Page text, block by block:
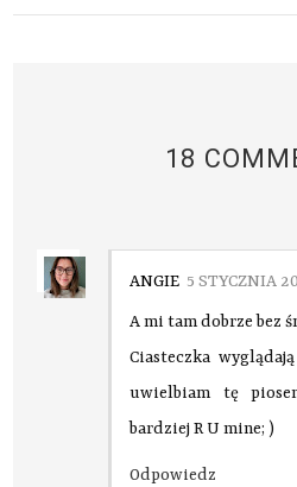
18
ANGIE 5 STYCZNIA
A mi tam dobrze bez
Ciasteczka
uwielbiam tę
bardziej R U mine; )
Odpowiedz